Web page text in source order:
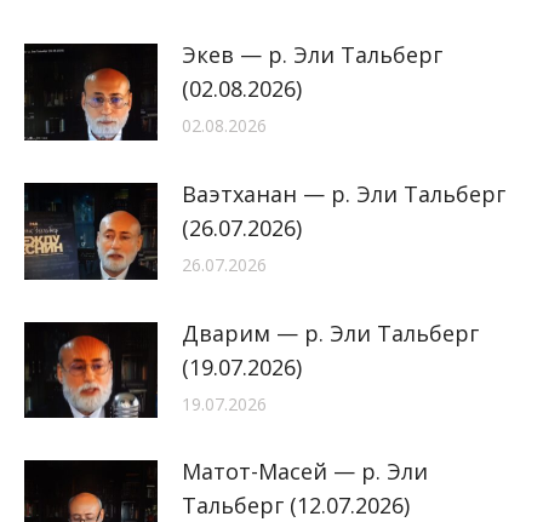
Экев — р. Эли Тальберг
(02.08.2026)
02.08.2026
Ваэтханан — р. Эли Тальберг
(26.07.2026)
26.07.2026
Дварим — р. Эли Тальберг
(19.07.2026)
19.07.2026
Матот-Масей — р. Эли
Тальберг (12.07.2026)